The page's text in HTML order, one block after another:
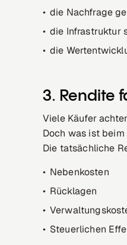
die Nachfrage
die Infrastruktur
die
3. Rendite
Viele Käufer
Doch was ist
Die tatsächliche
Nebenkosten
Rücklagen
Steuerlichen